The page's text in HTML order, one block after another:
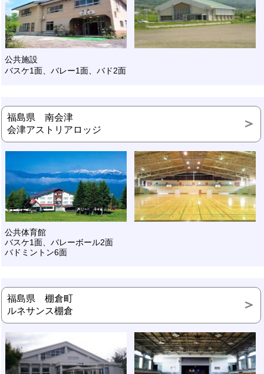
公共施設
バスケ1面、バレー1面、バド2面
福島県 南会津
会津アストリアロッジ
公共体育館
バスケ1面、バレーボール2面
バドミントン6面
福島県 棚倉町
ルネサンス棚倉